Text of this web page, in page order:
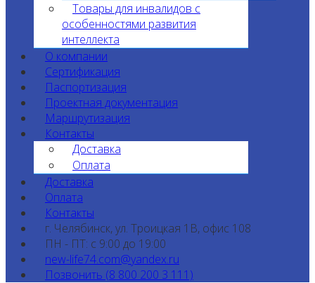
Товары для инвалидов с
особенностями развития
интеллекта
О компании
Сертификация
Паспортизация
Проектная документация
Маршрутизация
Контакты
Доставка
Оплата
Доставка
Оплата
Контакты
г. Челябинск, ул. Троицкая 1В, офис 108
ПН - ПТ: с 9:00 до 19:00
new-life74.com@yandex.ru
Позвонить (8 800 200 3 111)